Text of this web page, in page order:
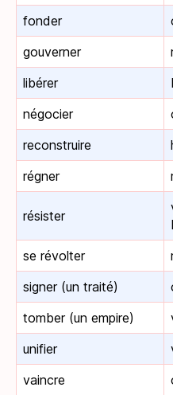
fonder
gouverner
libérer
négocier
reconstruire
régner
résister
se révolter
signer (un traité)
tomber (un empire)
unifier
vaincre